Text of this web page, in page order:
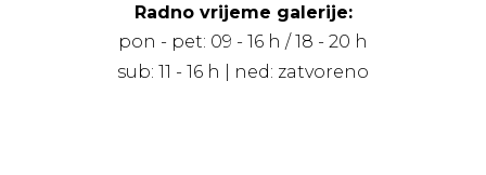
Radno vrijeme galerije:
pon - pet: 09 - 16 h / 18 - 20 h
sub: 11 - 16 h | ned: zatvoreno